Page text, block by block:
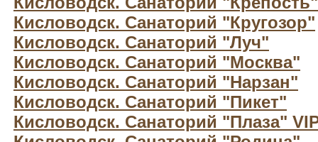
Кисловодск. Санаторий "Кругозор"
Кисловодск. Санаторий "Луч"
Кисловодск. Санаторий "Москва"
Кисловодск. Санаторий "Нарзан"
Кисловодск. Санаторий "Пикет"
Кисловодск. Санаторий "Плаза"